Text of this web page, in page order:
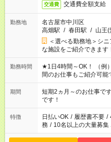
交通費 交通費全額支給
勤務地
名古屋市中川区
高畑駅 / 春田駅 / 山王(
＜選べる勤務地＞シ
な施設をご紹介できます
勤務時間
★1日4時間～OK！ （例
間のお仕事もご紹介可
庭の都合でお休みが必要
週最低15時間以上の勤
期間
短期2ヵ月～のお仕事
です！
特徴 日払いOK / 履歴書不要 /
務 / 10名以上の大量募集